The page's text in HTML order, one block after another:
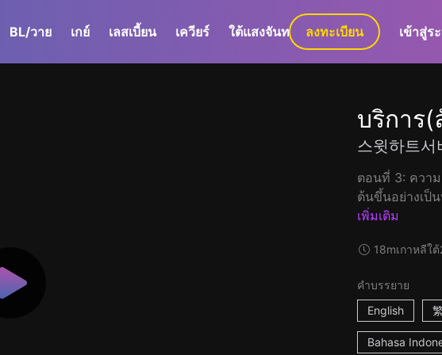
BL/วาย เกย์ เลสเบี้ยน เควียร์ ใต้แสงจันทร์ GaLa+
ลงทะเบียน เข้าสู่ร
บริการ
스윗하트서
ตอนที่ 3: ควา
ต้นขึ้นอย่างเป็
เพิ่มเติม
18mเกาหลีใต้
คำบรรยาย
English
Bahasa